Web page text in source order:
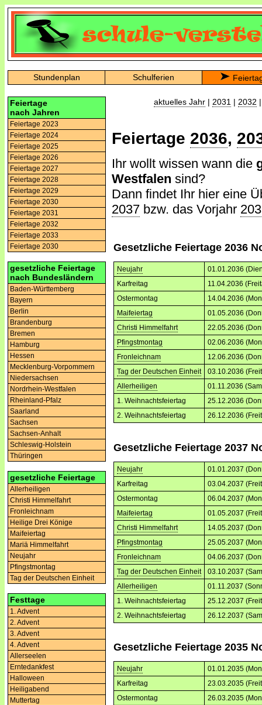
Stundenplan Schulferien
Feiertage
nach Jahren
Feiertage 2023
Feiertage 2024
Feiertage 2025
Feiertage 2026
Feiertage 2027
Feiertage 2028
Feiertage 2029
Feiertage 2030
Feiertage 2031
Feiertage 2032
Feiertage 2033
Feiertage 2030
gesetzliche Feiertage
nach Bundesländern
Baden-Württemberg
Bayern
Berlin
Brandenburg
Bremen
Hamburg
Hessen
Mecklenburg-Vorpommern
Niedersachsen
Nordrhein-Westfalen
Rheinland-Pfalz
Saarland
Sachsen
Sachsen-Anhalt
Schleswig-Holstein
Thüringen
gesetzliche Feiertage
Allerheiligen
Christi Himmelfahrt
Fronleichnam
Heilige Drei Könige
Maifeiertag
Mariä Himmelfahrt
Neujahr
Pfingstmontag
Tag der Deutschen Einheit
Festtage
1. Advent
2. Advent
3. Advent
4. Advent
Allerseelen
Erntedankfest
Halloween
Heiligabend
Muttertag
aktuelles Jahr | 2031 | 2032
Feiertage 2036,
Ihr wollt wissen wann die
Westfalen sind?
Dann findet Ihr hier eine
2037 bzw. das Vorjahr
Gesetzliche Feiertage 2036
Neujahr
01.01.2036
Karfreitag
11.04.2036
Ostermontag
14.04.2036
Maifeiertag
01.05.2036
Christi Himmelfahrt
22.05.2036
Pfingstmontag
02.06.2036
Fronleichnam
12.06.2036
Tag der Deutschen Einheit
03.10.2036
Allerheiligen
01.11.2036
1. Weihnachtsfeiertag
25.12.2036
2. Weihnachtsfeiertag
26.12.2036
Gesetzliche Feiertage 2037
Neujahr
01.01.2037
Karfreitag
03.04.2037
Ostermontag
06.04.2037
Maifeiertag
01.05.2037
Christi Himmelfahrt
14.05.2037
Pfingstmontag
25.05.2037
Fronleichnam
04.06.2037
Tag der Deutschen Einheit
03.10.2037
Allerheiligen
01.11.2037
1. Weihnachtsfeiertag
25.12.2037
2. Weihnachtsfeiertag
26.12.2037
Gesetzliche Feiertage 2035
Neujahr
01.01.2035
Karfreitag
23.03.2035
Ostermontag
26.03.2035